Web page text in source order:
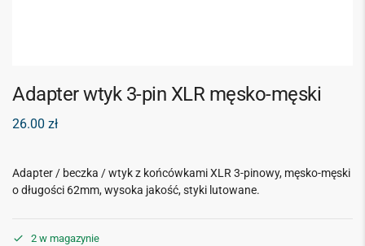
Adapter wtyk 3-pin XLR męsko-męski
26.00 zł
Adapter / beczka / wtyk z końcówkami XLR 3-pinowy, męsko-męski
o długości 62mm, wysoka jakość, styki lutowane.
2 w magazynie